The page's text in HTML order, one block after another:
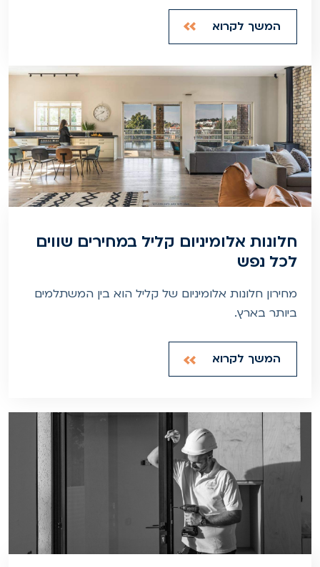
המשך לקרוא
חלונות אלומיניום קליל במחירים שווים
לכל נפש
מחירון חלונות אלומיניום של קליל הוא בין המשתלמים
ביותר בארץ.
המשך לקרוא